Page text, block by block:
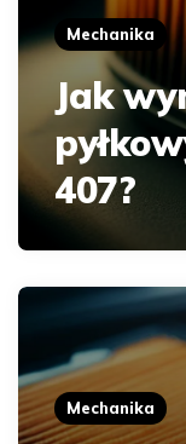
Mechanika
Jak
407?
Mechanika